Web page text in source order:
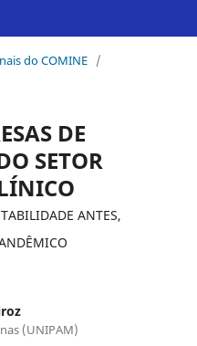
do COMINE /
DE
SETOR
ANTES,
(UNIPAM)